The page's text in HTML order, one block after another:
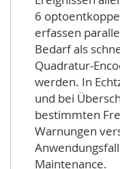
6
erfassen
Bedarf als
Quadratur-
werden. In
und bei
bestimmten
Warnungen
Maintenance.